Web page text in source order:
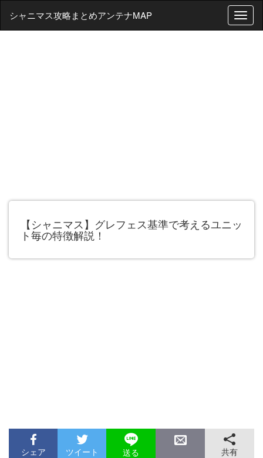
T
o
シャニマス攻略まとめアンテナMAP
【シャニマス】グレフェス基準で考えるユニッ
ト毎の特徴解説！
シェア ツイート 送る 共有